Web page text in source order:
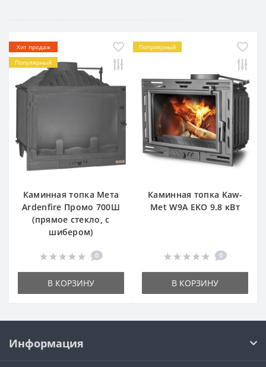
Хит продаж
Популярный
Каминная топка Мета
Ardenfire Промо 700Ш
(прямое стекло, с
шибером)
0
В КОРЗИНУ
Популярный
Каминная топка Kaw-
Met W9A EKO 9.8 кВт
0
В КОРЗИНУ
Информация